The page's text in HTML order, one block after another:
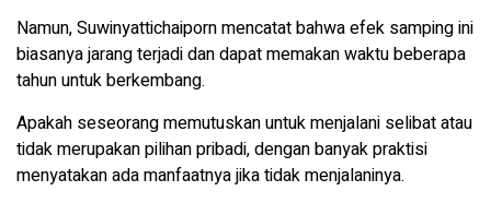
Namun, Suwinyattichaiporn mencatat bahwa efek samping ini
biasanya jarang terjadi dan dapat memakan waktu beberapa
tahun untuk berkembang.
Apakah seseorang memutuskan untuk menjalani selibat atau
tidak merupakan pilihan pribadi, dengan banyak praktisi
menyatakan ada manfaatnya jika tidak menjalaninya.